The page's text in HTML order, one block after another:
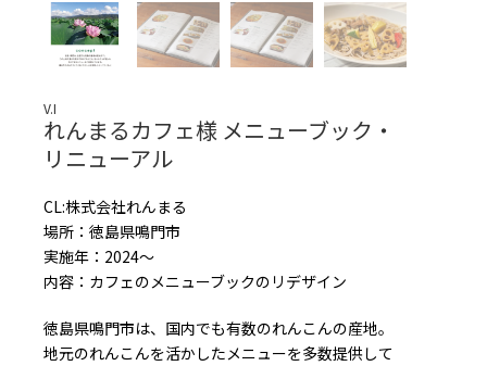
V.I
れんまるカフェ様 メニューブック・
リニューアル
CL:株式会社れんまる
場所：徳島県鳴門市
実施年：2024〜
内容：カフェのメニューブックのリデザイン
徳島県鳴門市は、国内でも有数のれんこんの産地。
地元のれんこんを活かしたメニューを多数提供して